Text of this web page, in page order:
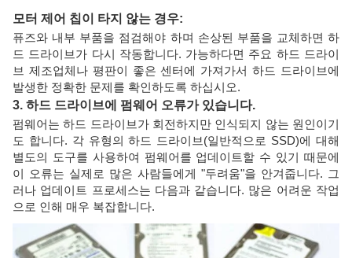
모터 제어 칩이 타지 않는 경우:
퓨즈와 내부 부품을 점검해야 하며 손상된 부품을 교체하면 하
드 드라이브가 다시 작동합니다. 가능하다면 주요 하드 드라이
브 제조업체나 평판이 좋은 센터에 가져가서 하드 드라이브에
발생한 정확한 문제를 확인하도록 하십시오.
3. 하드 드라이브에 펌웨어 오류가 있습니다.
펌웨어는 하드 드라이브가 회전하지만 인식되지 않는 원인이기
도 합니다. 각 유형의 하드 드라이브(일반적으로 SSD)에 대해
별도의 도구를 사용하여 펌웨어를 업데이트할 수 있기 때문에
이 오류는 실제로 많은 사람들에게 "두려움"을 안겨줍니다. 그
러나 업데이트 프로세스는 다음과 같습니다. 많은 어려운 작업
으로 인해 매우 복잡합니다.